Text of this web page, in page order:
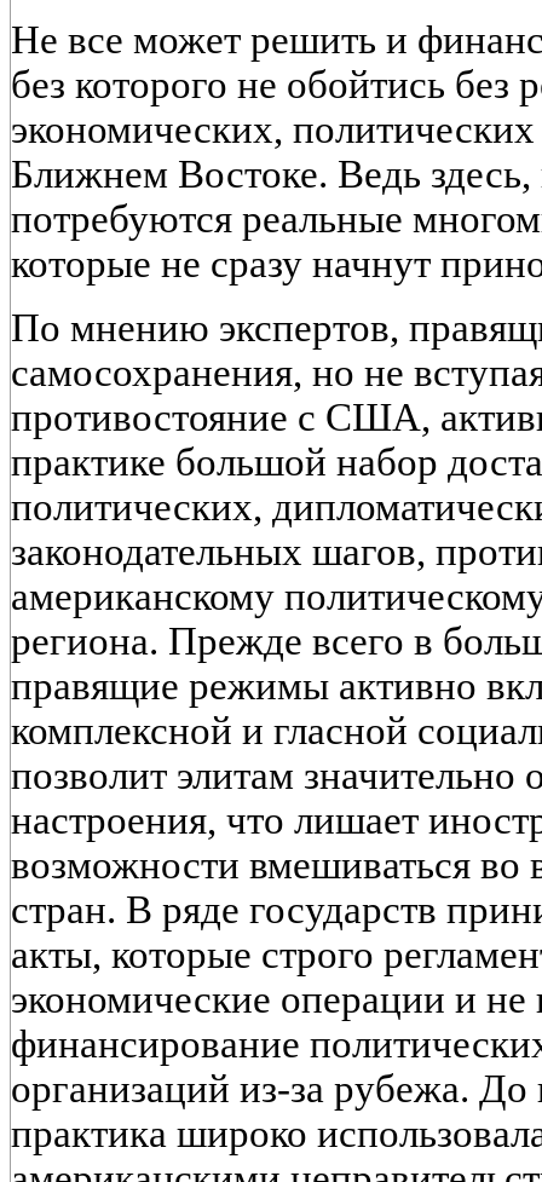
Не все может решить и
без которого не обойтись
экономических,
Ближнем Востоке. Ведь
потребуются реальные
которые не сразу начнут
По мнению экспертов,
самосохранения, но не
противостояние с США,
практике большой набор
политических,
законодательных шагов,
американскому
региона. Прежде всего в
правящие режимы активно
комплексной и гласной
позволит элитам
настроения, что лишает
возможности вмешиваться во
стран. В ряде государств
акты, которые строго
экономические операции и
финансирование
организаций из-за рубежа. До
практика широко